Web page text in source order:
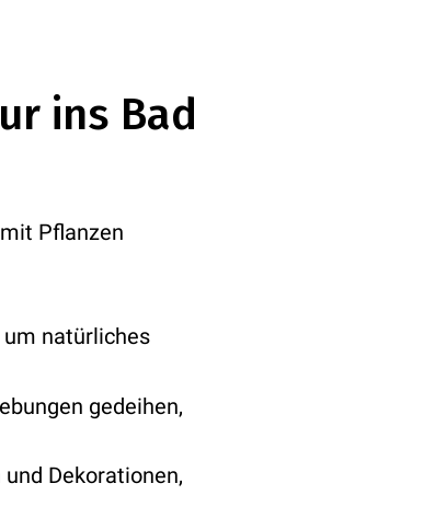
ins Bad
Pflanzen
um natürliches
gedeihen,
Dekorationen,